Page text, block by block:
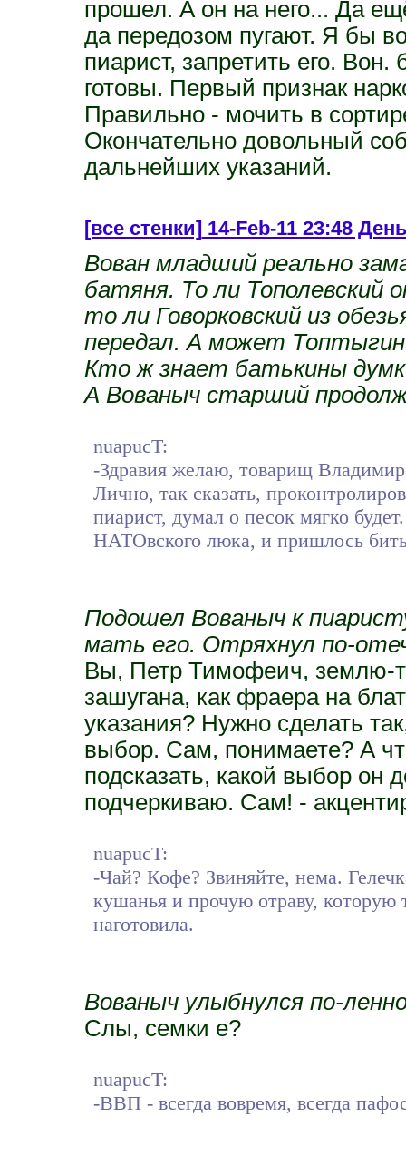
прошел. А он на него... Да
да передозом пугают. Я бы
пиарист, запретить его. Вон.
готовы. Первый признак
Правильно - мочить в
Окончательно довольный
дальнейших указаний.
[все стенки]14-Feb-11 23:48
Вован младший реально
батяня. То ли Тополевский
то ли Говорковский из
передал. А может
Кто ж знает батькины
А Вованыч старший
nuapucT:
-Здравия желаю, товарищ
Лично, так сказать,
пиарист, думал о песок мягко
НАТОвского люка, и пришлось
Подошел Вованыч к
мать его. Отряхнул по-
Вы, Петр Тимофеич, землю-
зашугана, как фраера на
указания? Нужно сделать
выбор. Сам, понимаете? А
подсказать, какой выбор он
подчеркиваю. Сам! -
nuapucT:
-Чай? Кофе? Звиняйте, нема.
кушанья и прочую отраву, которую
наготовила.
Вованыч улыбнулся по-
Слы, семки е?
nuapucT:
-ВВП - всегда вовремя, всегда